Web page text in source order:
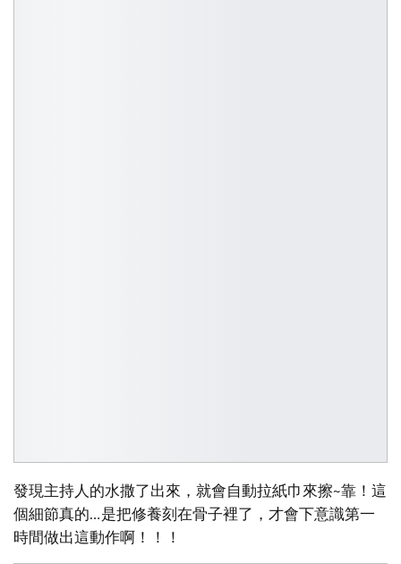
發現主持人的水撒了出來，就會自動拉紙巾來擦~靠！這
個細節真的…是把修養刻在骨子裡了，才會下意識第一
時間做出這動作啊！！！